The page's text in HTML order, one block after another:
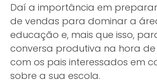
Daí a importância em
de vendas para dominar a
educação e, mais que isso,
conversa produtiva na hora
com os pais interessados em
sobre a sua escola.